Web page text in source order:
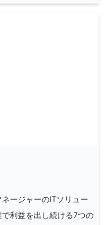
ージャーのITソリュー
利益を出し続ける7つの